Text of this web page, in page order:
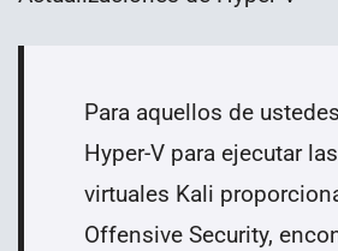
Para aquellos de
Hyper-V para ejecutar
virtuales Kali
Offensive Security,